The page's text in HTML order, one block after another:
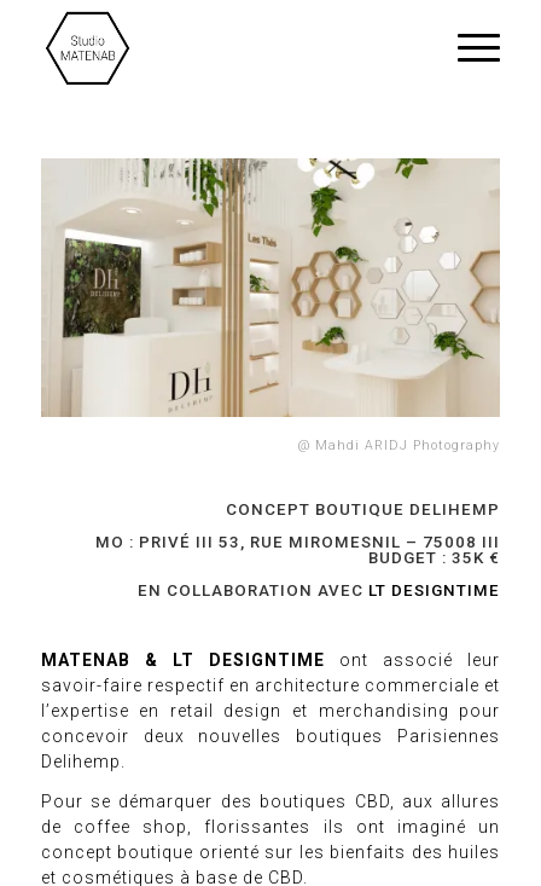
@ Mahdi ARIDJ Photography
CONCEPT BOUTIQUE DELIHEMP
MO : PRIVÉ III 53, RUE MIROMESNIL – 75008 III
BUDGET : 35K €
EN COLLABORATION AVEC LT DESIGNTIME
MATENAB & LT DESIGNTIME ont associé leur
savoir-faire respectif en architecture commerciale et
l’expertise en retail design et merchandising pour
concevoir deux nouvelles boutiques Parisiennes
Delihemp
Pour se démarquer des boutiques CBD, aux allures
de coffee shop, florissantes ils ont imaginé un
concept boutique orienté sur les bienfaits des huiles
et cosmétiques à base de CBD.